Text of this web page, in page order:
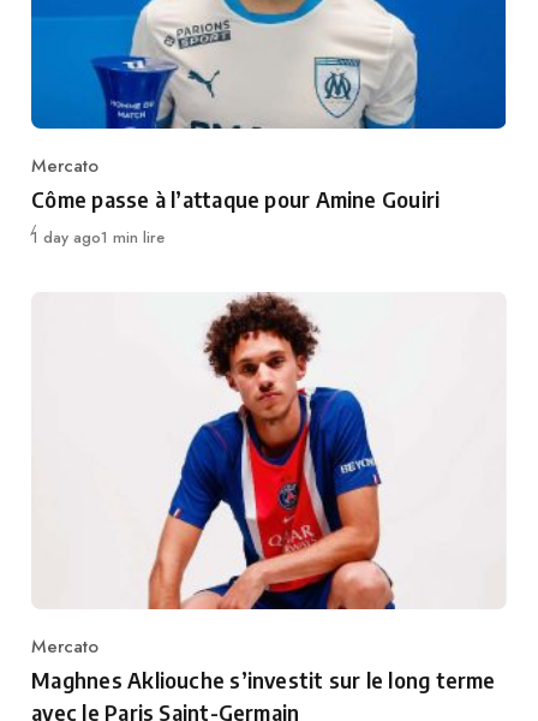
Category
Mercato
Côme passe à l’attaque pour Amine Gouiri
Publié
1 day ago1 min lire
Category
Mercato
Maghnes Akliouche s’investit sur le long terme
avec le Paris Saint-Germain